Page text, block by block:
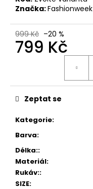
Značka:Fashionweek
999 Kč –20 %
799 Kč
Kategorie:
Barva:
Délka::
Materiál:
Rukáv::
SIZE:
Zeptat se